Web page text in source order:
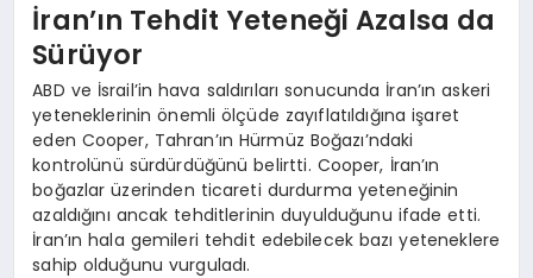
İran’ın Tehdit Yeteneği Azalsa da
Sürüyor
ABD ve İsrail’in hava saldırıları sonucunda İran’ın askeri
yeteneklerinin önemli ölçüde zayıflatıldığına işaret
eden Cooper, Tahran’ın Hürmüz Boğazı’ndaki
kontrolünü sürdürdüğünü belirtti. Cooper, İran’ın
boğazlar üzerinden ticareti durdurma yeteneğinin
azaldığını ancak tehditlerinin duyulduğunu ifade etti.
İran’ın hala gemileri tehdit edebilecek bazı yeteneklere
sahip olduğunu vurguladı.